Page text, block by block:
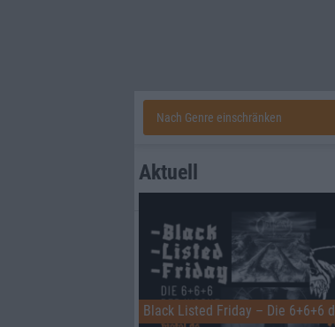
Aktuell